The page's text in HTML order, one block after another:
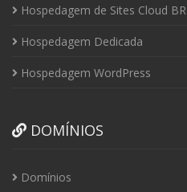
Hospedagem de Sites Cloud BR
Hospedagem Dedicada
Hospedagem WordPress
DOMÍNIOS
Domínios